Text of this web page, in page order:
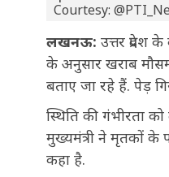
Courtesy:
लखनऊ: उत्तर
के अनुसार खराब
बताए जा रहे हैं. पेड़
स्थिति की गंभीरता
मुख्यमंत्री ने मृतकों के
कहा है.